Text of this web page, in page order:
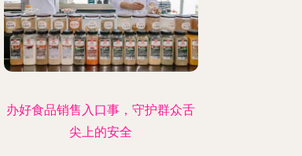
办好食品销售入口事，守护群众舌
尖上的安全